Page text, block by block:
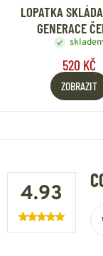
LOPATKA
GENERACE
520 KČ
ZOBRAZIT
4.93